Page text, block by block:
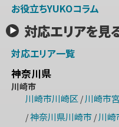
お役立ちYUKOコラム
対応エリアを見
対応エリア一覧
神奈川県
川崎市
川崎市川崎区 / 川崎市
/神奈川県川崎市/ 川崎